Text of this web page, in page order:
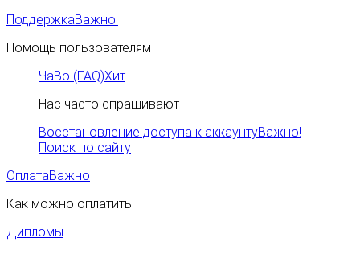
ПоддержкаВажно!
Помощь пользователям
ЧаВо (FAQ)Хит
Нас часто спрашивают
Восстановление доступа к аккаунтуВажно!
Поиск по сайту
ОплатаВажно
Как можно оплатить
Дипломы